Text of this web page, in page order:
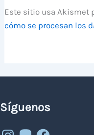
Este sitio usa Akismet
cómo se procesan los
Síguenos
Instagram
MastodonFacebook